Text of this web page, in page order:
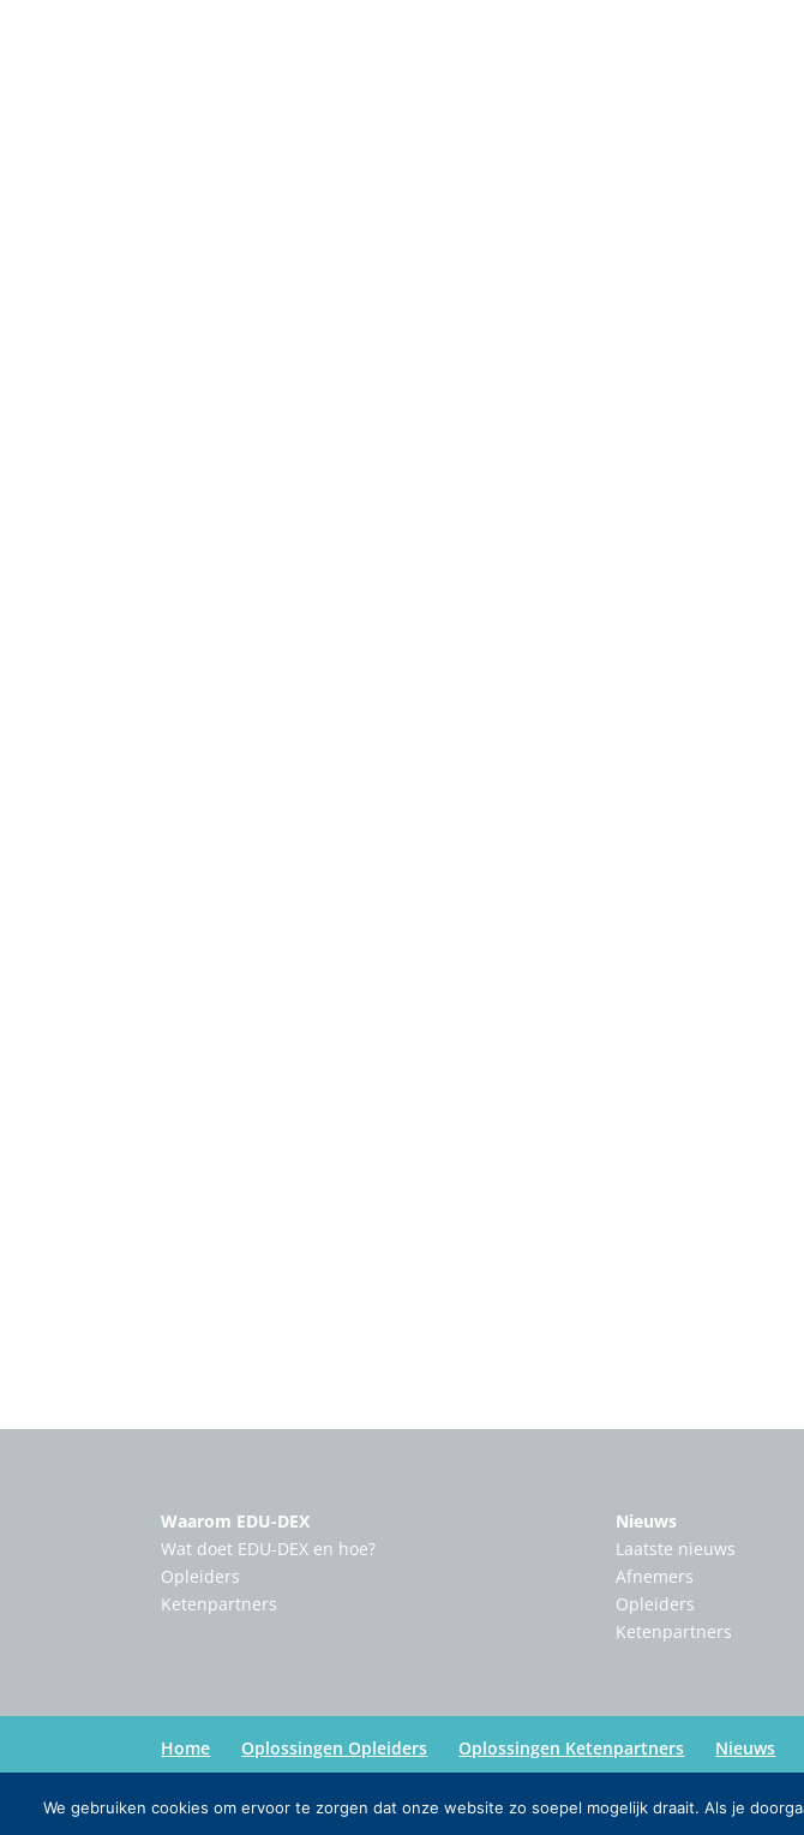
Waarom EDU-DEX
Wat doet EDU-DEX en hoe?
Opleiders
Ketenpartners
Nieuws
Laatste nieuws
Afnemers
Opleiders
Ketenpartners
Home Oplossingen Opleiders Oplossingen Ketenpartners Nieuws
Copyright:Edu-Dex| Credits:Inmedia
We gebruiken cookies om ervoor te zorgen dat onze website zo soepel mogelijk draait. Als je